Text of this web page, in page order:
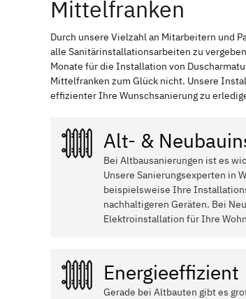
Mittelfranken
Durch unsere Vielzahl an Mitarbeitern und
alle Sanitärinstallationsarbeiten zu
Monate für die Installation von
Mittelfranken zum Glück nicht. Unsere
effizienter Ihre Wunschsanierung zu
Alt- &
Bei Altbausanierungen ist es
Unsere Sanierungsexperten in
beispielsweise Ihre
nachhaltigeren Geräten. Bei
Elektroinstallation für Ihre
Energieeffizient
Gerade bei Altbauten gibt es